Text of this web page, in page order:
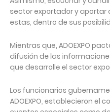
sector exportador y aportar
estas, dentro de sus
Mientras que, ADOEXPO
difusión de las
que desarrolle el sector
Los funcionarios
ADOEXPO, establecieron el